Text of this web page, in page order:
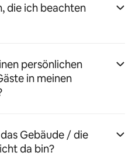
die ich beachten
persönlichen
in meinen
Gebäude / die
da bin?